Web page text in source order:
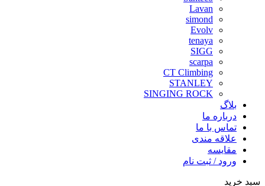
Lavan
simond
Evolv
tenaya
SIGG
scarpa
CT Climbing
STANLEY
SINGING ROCK
بلاگ
درباره ما
تماس با ما
علاقه مندی
مقايسه
ورود / ثبت نام
سبد خرید